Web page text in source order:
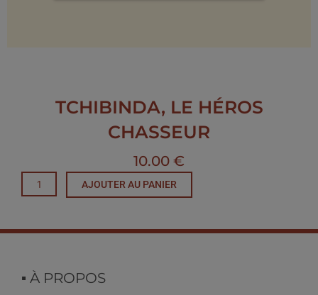
TCHIBINDA, LE HÉROS
CHASSEUR
10.00 €
quantité
de
AJOUTER AU PANIER
▪︎ À PROPOS